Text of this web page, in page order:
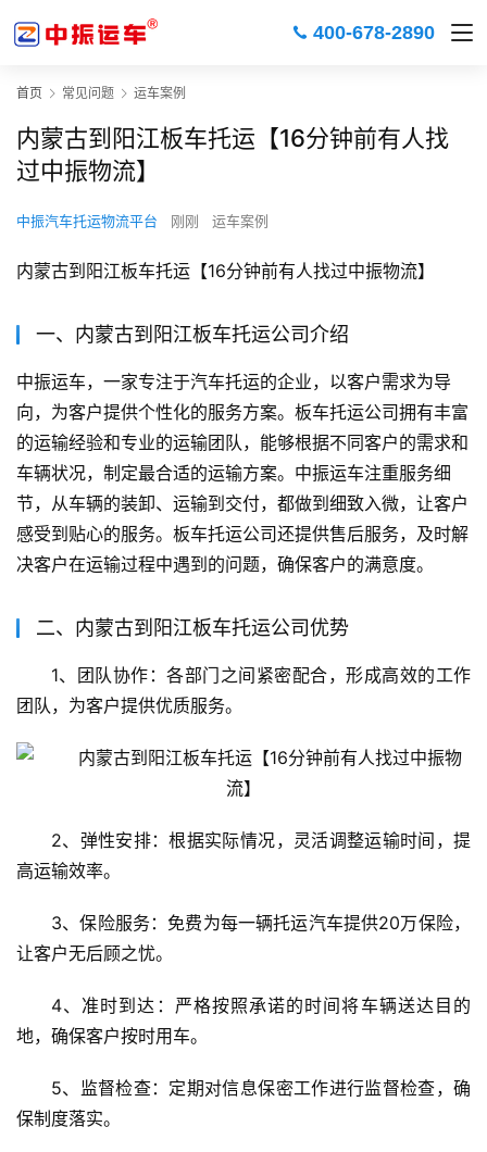
400-678-2890
首页 常见问题 运车案例
内蒙古到阳江板车托运【16分钟前有人找
过中振物流】
中振汽车托运物流平台 刚刚 运车案例
内蒙古到阳江板车托运【16分钟前有人找过中振物流】
一、内蒙古到阳江板车托运公司介绍
中振运车，一家专注于汽车托运的企业，以客户需求为导
向，为客户提供个性化的服务方案。板车托运公司拥有丰富
的运输经验和专业的运输团队，能够根据不同客户的需求和
车辆状况，制定最合适的运输方案。中振运车注重服务细
节，从车辆的装卸、运输到交付，都做到细致入微，让客户
感受到贴心的服务。板车托运公司还提供售后服务，及时解
决客户在运输过程中遇到的问题，确保客户的满意度。
二、内蒙古到阳江板车托运公司优势
1、团队协作：各部门之间紧密配合，形成高效的工作
团队，为客户提供优质服务。
2、弹性安排：根据实际情况，灵活调整运输时间，提
高运输效率。
3、保险服务：免费为每一辆托运汽车提供20万保险，
让客户无后顾之忧。
4、准时到达：严格按照承诺的时间将车辆送达目的
地，确保客户按时用车。
5、监督检查：定期对信息保密工作进行监督检查，确
保制度落实。